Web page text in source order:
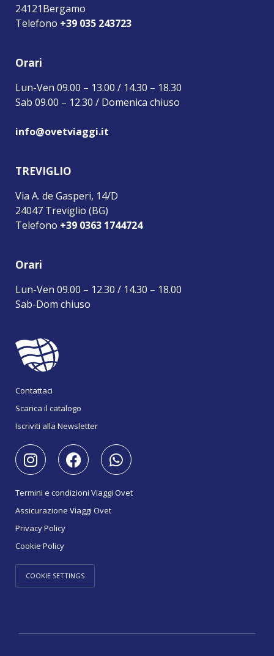
24121Bergamo
Telefono +39 035 243723
Orari
Lun-Ven 09.00 – 13.00 / 14.30 – 18.30
Sab 09.00 – 12.30 / Domenica chiuso
info@ovetviaggi.it
TREVIGLIO
Via A. de Gasperi, 14/D
24047 Treviglio (BG)
Telefono +39 0363 1744724
Orari
Lun-Ven 09.00 – 12.30 / 14.30 – 18.00
Sab-Dom chiuso
Contattaci
Scarica il catalogo
Iscriviti alla Newsletter
Termini e condizioni Viaggi Ovet
Assicurazione Viaggi Ovet
Privacy Policy
Cookie Policy
COOKIE SETTINGS